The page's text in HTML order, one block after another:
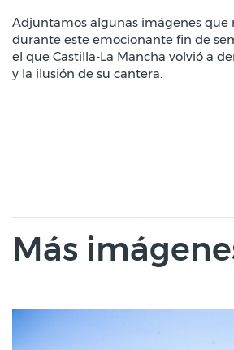
Adjuntamos algunas imágenes que
durante este emocionante fin de
el que Castilla-La Mancha volvió a
y la ilusión de su cantera.
Más